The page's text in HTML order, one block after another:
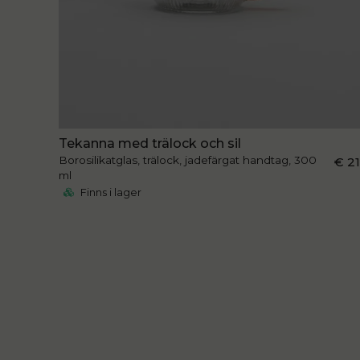
Tekanna med trälock och sil
Borosilikatglas, trälock, jadefärgat handtag, 300
ml
€
Finns i lager